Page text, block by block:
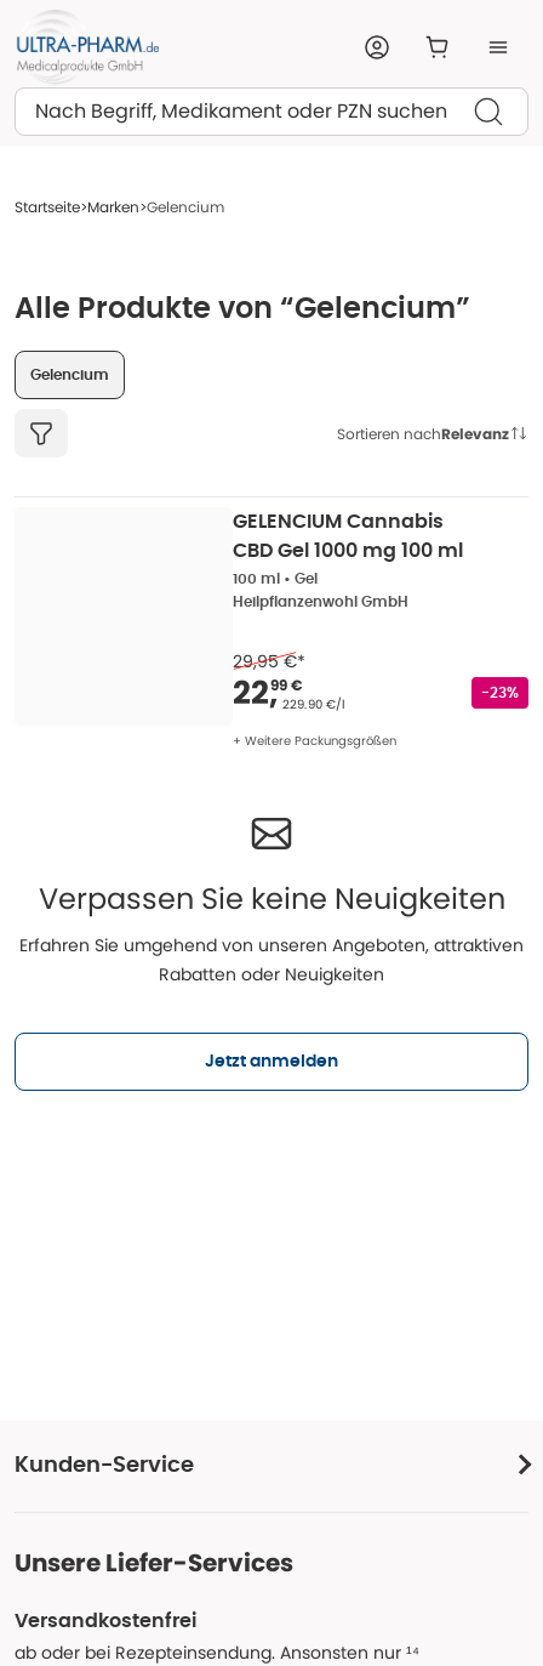
Suchen
Startseite Marken Gelencium
Alle Produkte von “Gelencium”
Gelencium
Sortieren nachRelevanz
GELENCIUM Cannabis
CBD Gel 1000 mg 100 ml
100 ml • Gel
Heilpflanzenwohl GmbH
29,95 €*
Verkaufspreis
22,
99 €
Grundpreis
229.90 €/l
-23%
+ Weitere Packungsgrößen
Verpassen Sie keine Neuigkeiten
Erfahren Sie umgehend von unseren Angeboten, attraktiven
Rabatten oder Neuigkeiten
Jetzt anmelden
Kunden-Service
Unsere Liefer-Services
Versandkostenfrei
ab oder bei Rezepteinsendung. Ansonsten nur ¹⁴